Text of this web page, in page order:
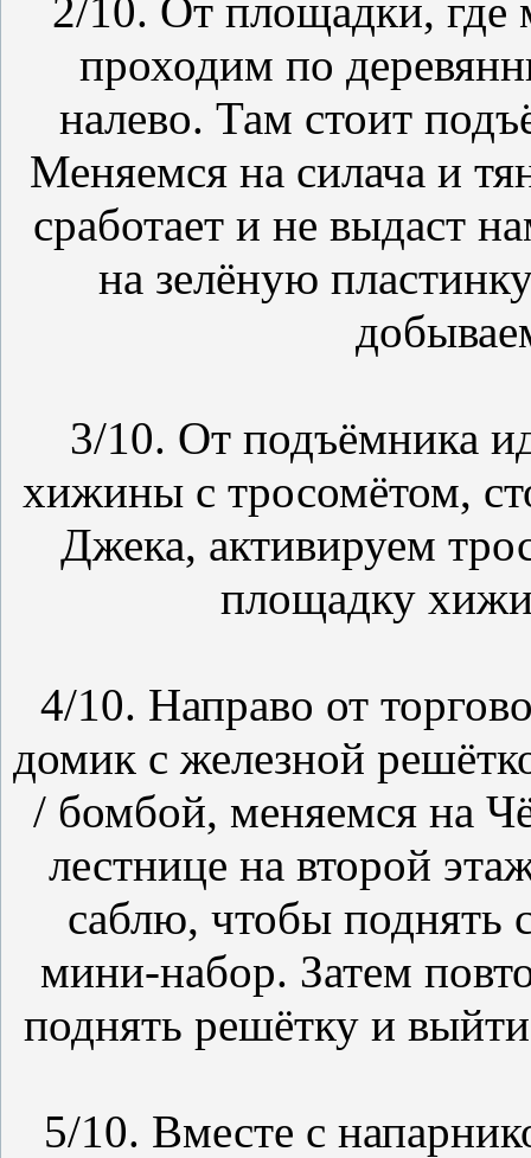
2/10. От площадки, где
проходим по
налево. Там стоит
Меняемся на силача и
сработает и не выдаст
на зелёную
3/10. От подъёмника
хижины с тросомётом,
Джека, активируем
площадку
4/10. Направо от
домик с железной
/ бомбой, меняемся на
лестнице на второй
саблю, чтобы поднять
мини-набор. Затем
поднять решётку и
5/10. Вместе с